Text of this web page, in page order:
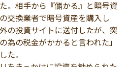
。相手から『儲かる』と暗号資
交換業者で暗号資産を購入し
の投資サイトに送付したが、突
為の税金がかかると言われた」
た。